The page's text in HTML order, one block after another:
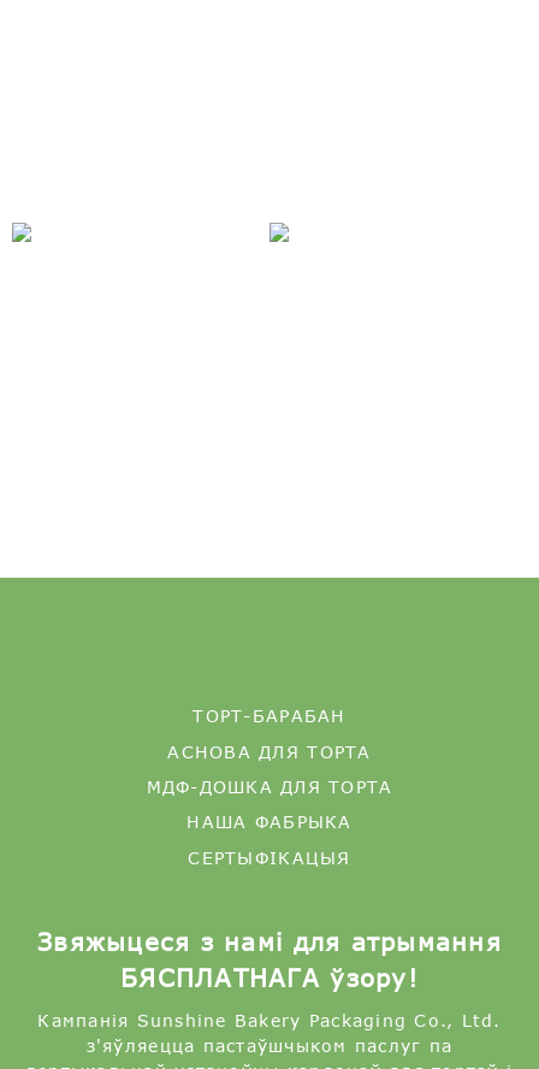
ТОРТ-БАРАБАН
АСНОВА ДЛЯ ТОРТА
МДФ-ДОШКА ДЛЯ ТОРТА
НАША ФАБРЫКА
СЕРТЫФІКАЦЫЯ
Звяжыцеся з намі для атрымання
БЯСПЛАТНАГА ўзору!
Кампанія Sunshine Bakery Packaging Co., Ltd.
з'яўляецца пастаўшчыком паслуг па